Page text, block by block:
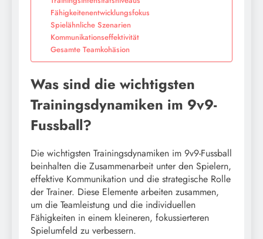
Fähigkeitenentwicklungsfokus
Spielähnliche Szenarien
Kommunikationseffektivität
Gesamte Teamkohäsion
Was sind die wichtigsten
Trainingsdynamiken im 9v9-
Fussball?
Die wichtigsten Trainingsdynamiken im 9v9-Fussball
beinhalten die Zusammenarbeit unter den Spielern,
effektive Kommunikation und die strategische Rolle
der Trainer. Diese Elemente arbeiten zusammen,
um die Teamleistung und die individuellen
Fähigkeiten in einem kleineren, fokussierteren
Spielumfeld zu verbessern.